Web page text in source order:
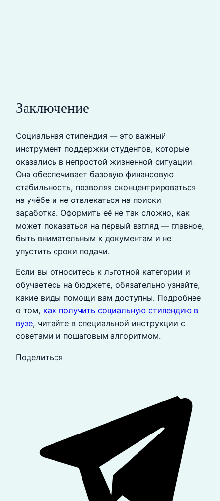
Заключение
Социальная стипендия — это важный
инструмент поддержки студентов, которые
оказались в непростой жизненной ситуации.
Она обеспечивает базовую финансовую
стабильность, позволяя сконцентрироваться
на учёбе и не отвлекаться на поиски
заработка. Оформить её не так сложно, как
может показаться на первый взгляд — главное,
быть внимательным к документам и не
упустить сроки подачи.
Если вы относитесь к льготной категории и
обучаетесь на бюджете, обязательно узнайте,
какие виды помощи вам доступны. Подробнее
о том, как получить социальную стипендию в
вузе, читайте в специальной инструкции с
советами и пошаговым алгоритмом.
Поделиться